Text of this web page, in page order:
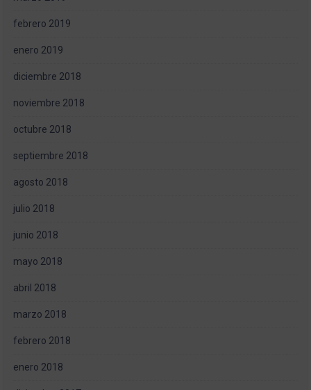
febrero 2019
enero 2019
diciembre 2018
noviembre 2018
octubre 2018
septiembre 2018
agosto 2018
julio 2018
junio 2018
mayo 2018
abril 2018
marzo 2018
febrero 2018
enero 2018